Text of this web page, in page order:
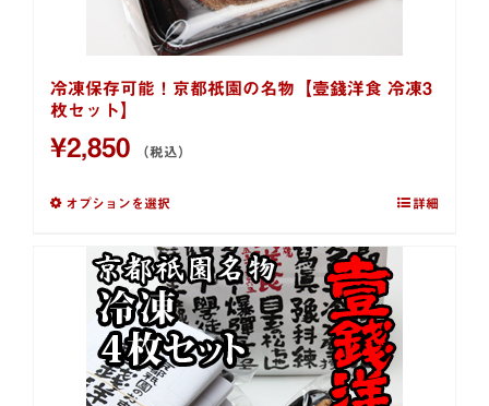
冷凍保存可能！京都祇園の名物【壹錢洋食 冷凍3
枚セット】
¥2,850 （税込）
オプションを選択 詳細